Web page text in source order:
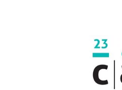
CAUE
23